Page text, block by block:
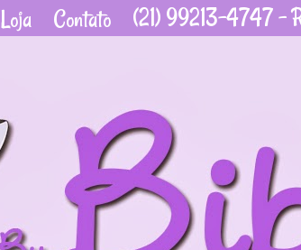
Loja Contato (21) 99213-4747 -